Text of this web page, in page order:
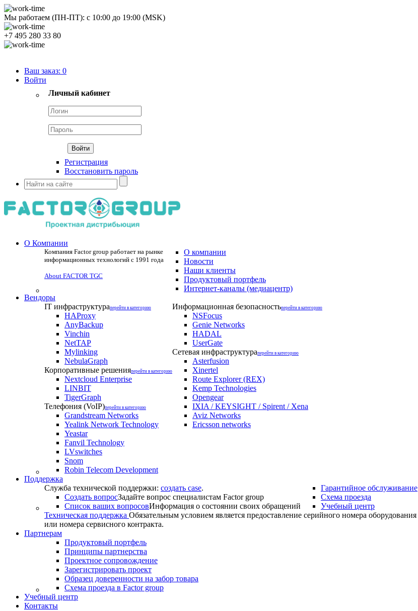
Мы работаем (ПН-ПТ): с 10:00 до 19:00 (MSK)
+7 495 280 33 80
Ваш заказ: 0
Войти
Личный кабинет
Регистрация
Восстановить пароль
О Компании
Компания Factor group работает на рынке
информационных технологий с 1991 года
About FACTOR TGC
О компании
Новости
Наши клиенты
Продуктовый портфель
Интернет-каналы (медиацентр)
Вендоры
IT инфраструктураперейти в категорию
HAProxy
AnyBackup
Vinchin
NetTAP
Mylinking
NebulaGraph
Корпоративные решенияперейти в категорию
Nextcloud Enterprise
LINBIT
TigerGraph
Телефония (VoIP)перейти в категорию
Grandstream Networks
Yealink Network Technology
Yeastar
Fanvil Technology
LVswitches
Snom
Robin Telecom Development
Информационная безопасностьперейти в категорию
NSFocus
Genie Networks
HADAL
UserGate
Сетевая инфраструктураперейти в категорию
Asterfusion
Xinertel
Route Explorer (REX)
Kemp Technologies
Opengear
IXIA / KEYSIGHT / Spirent / Xena
Aviz Networks
Ericsson networks
Поддержка
Служба технической поддержки: создать case.
Создать вопросЗадайте вопрос специалистам Factor group
Список ваших вопросовИнформация о состоянии своих обращений
Гарантийное обслуживание
Схема проезда
Учебный центр
Техническая поддержка Обязательным условием является предоставление серийного номера оборудования
или номера сервисного контракта.
Партнерам
Продуктовый портфель
Принципы партнерства
Проектное сопровождение
Зарегистрировать проект
Образец доверенности на забор товара
Схема проезда в Factor group
Учебный центр
Контакты